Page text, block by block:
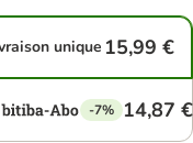
unique 15,99 €
-7% 14,87 €